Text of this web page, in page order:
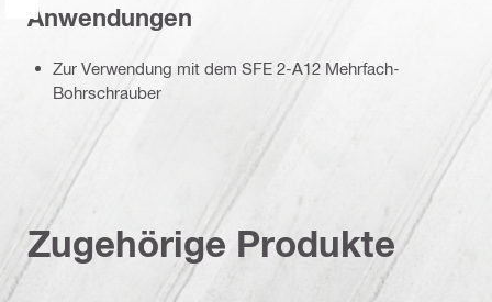
Anwendungen
Zur Verwendung mit dem SFE 2-A12 Mehrfach-
Bohrschrauber
Zugehörige Produkte